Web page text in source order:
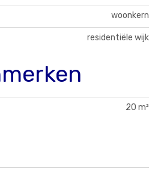
woonkern
residentiële wijk
20 m²